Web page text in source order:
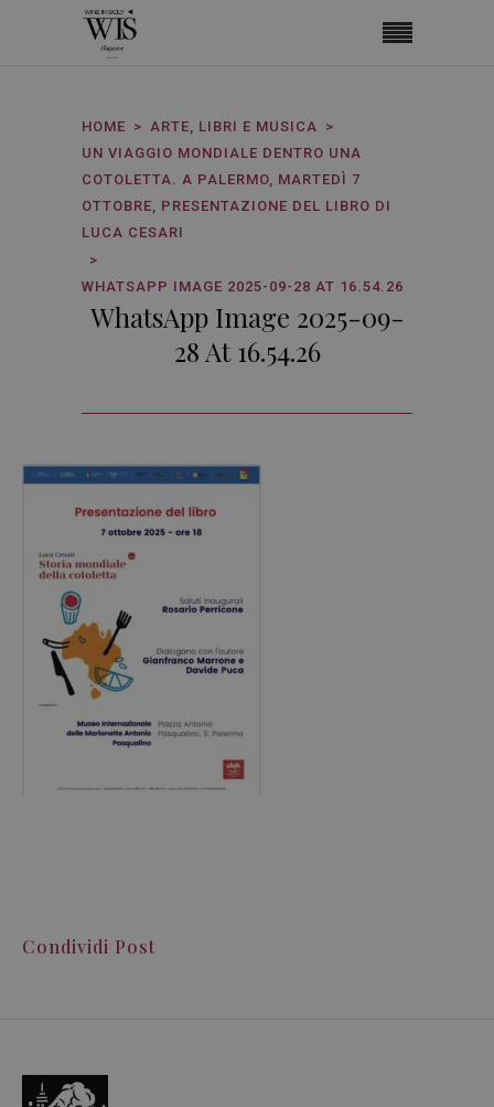
HOME
ARTE, LIBRI E MUSICA
UN VIAGGIO MONDIALE DENTRO UNA
COTOLETTA. A PALERMO, MARTEDÌ 7
OTTOBRE, PRESENTAZIONE DEL LIBRO DI
LUCA CESARI
WHATSAPP IMAGE 2025-09-28 AT 16.54.26
WhatsApp Image 2025-09-
28 At 16.54.26
Condividi Post